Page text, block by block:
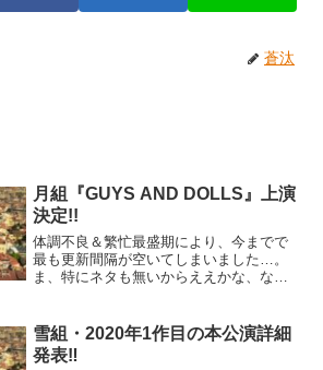
蒼汰
月組『GUYS AND DOLLS』上演
決定!!
体調不良＆繁忙最盛期により、今までで
最も更新間隔が空いてしまいました…。
ま、特にネタも無いからええかな、なー
ょこ更新していこうと思い、一本記事を
書きあげて公式を見に行ったら…なんと
月組の次の大劇場演目が発表されていた
雪組・2020年1作目の本公演詳細
発表‼